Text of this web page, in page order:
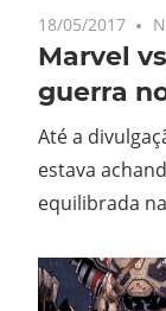
18/05/2017
Marvel
guerra
Até a
estava
equilibrada